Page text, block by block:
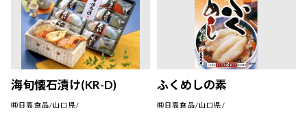
海旬懐石漬け(KR-D)
㈱日高食品/山口県/
ふくめしの素
㈱日高食品/山口県/